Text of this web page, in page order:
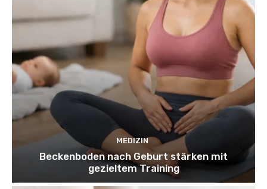
MEDIZIN
Beckenboden nach Geburt stärken mit
gezieltem Training